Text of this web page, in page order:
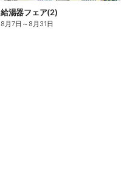
給湯器フェア(2)
8月7日 ～8月31日